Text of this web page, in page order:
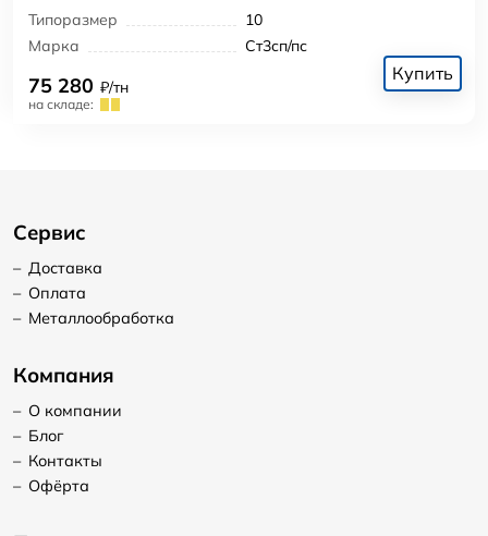
Типоразмер
10
Марка
Ст3сп/пс
75 280 ₽/тн
на складе:
Купить
Сервис
– Доставка
– Оплата
– Металлообработка
Компания
– О компании
– Блог
– Контакты
– Офёрта